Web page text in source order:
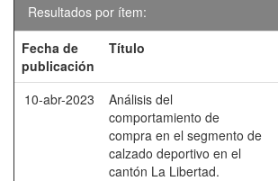
Resultados por ítem:
Fecha de
publicación
Título
10-abr-2023
Análisis del
comportamiento de
compra en el segmento de
calzado deportivo en el
cantón La Libertad.